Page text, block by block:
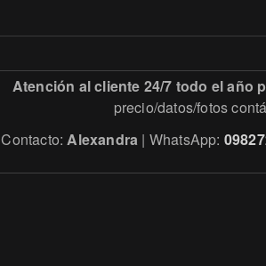
Atención al cliente 24/7 todo el año
precio/datos/fotos
Contacto:Alexandra | WhatsApp: